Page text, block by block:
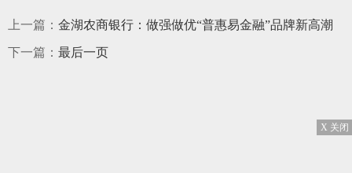
上一篇： 金湖农商银行：做强做优“普惠易金融”品牌新高潮
下一篇： 最后一页
X 关闭